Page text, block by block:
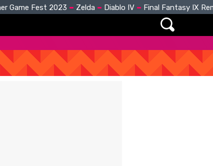
Game Fest 2023 Zelda Diablo IV Final Fantasy IX